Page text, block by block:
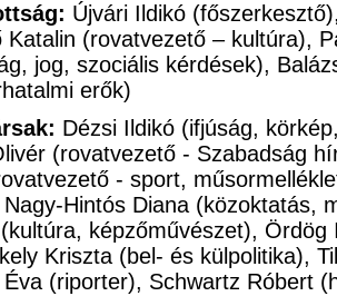
Újvári Ildikó
Katalin (rovatvezető – kultúra),
jog, szociális kérdések),
erők)
Dézsi Ildikó (ifjúság,
(rovatvezető - Szabadság
- sport,
Hintós Diana (közoktatás,
képzőművészet),
Kriszta (bel- és külpolitika),
(riporter), Schwartz Róbert